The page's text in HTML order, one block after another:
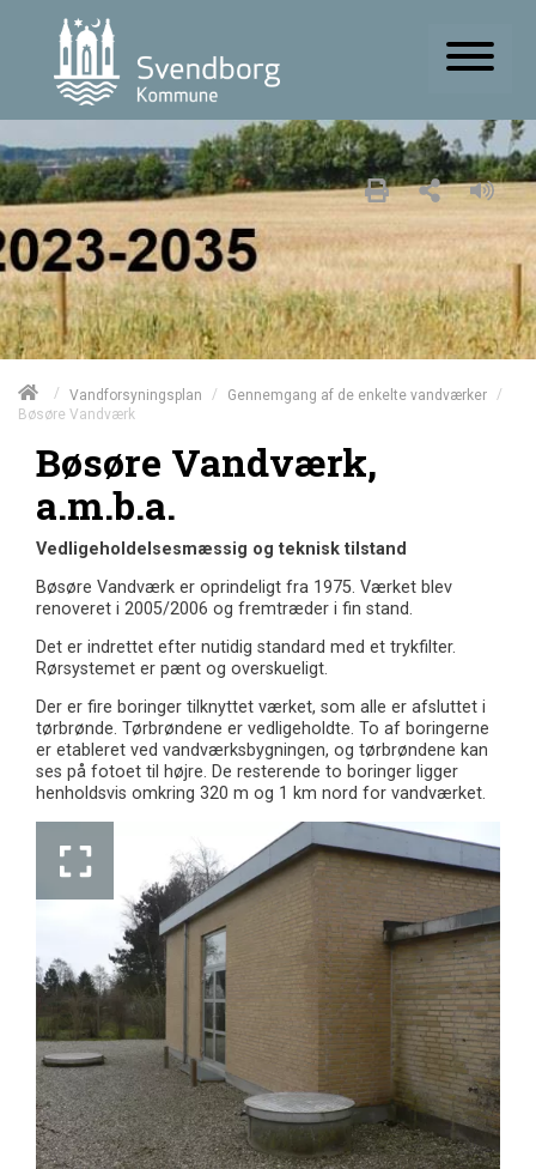
/ Vandforsyningsplan / Gennemgang af de enkelte vandværker
/
Bøsøre Vandværk
Bøsøre Vandværk,
a.m.b.a.
Vedligeholdelsesmæssig og teknisk tilstand
Bøsøre Vandværk er oprindeligt fra 1975. Værket blev
renoveret i 2005/2006 og fremtræder i fin stand.
Det er indrettet efter nutidig standard med et trykfilter.
Rørsystemet er pænt og overskueligt.
Der er fire boringer tilknyttet værket, som alle er afsluttet i
tørbrønde. Tørbrøndene er vedligeholdte. To af boringerne
er etableret ved vandværksbygningen, og tørbrøndene kan
ses på fotoet til højre. De resterende to boringer ligger
henholdsvis omkring 320 m og 1 km nord for vandværket.